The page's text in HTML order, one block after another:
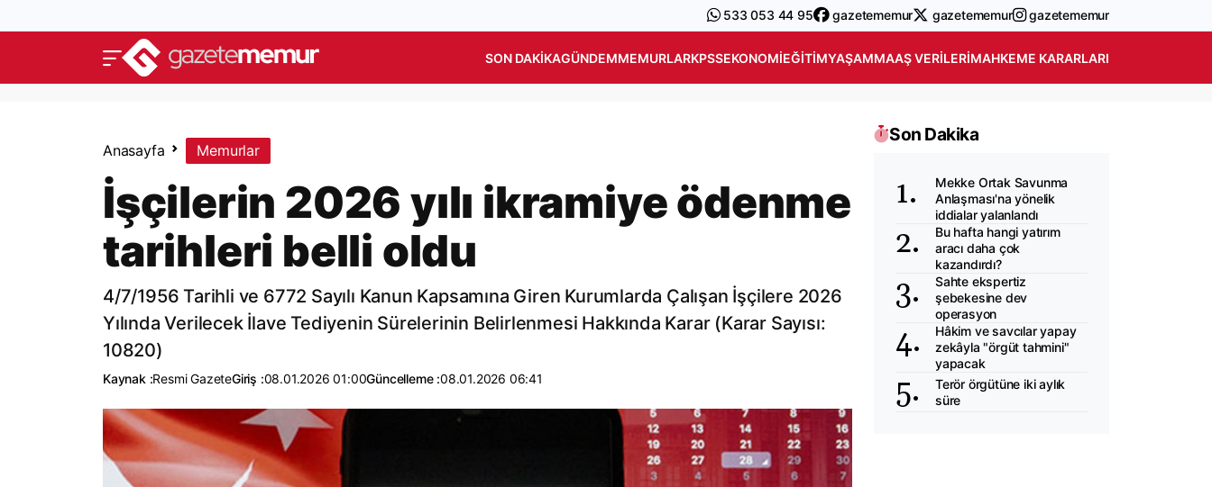
533 053 44 95 gazetememur gazetememur gazetememur
SON DAKIKAGÜNDEMMEMURLARKPSSEKONOMIEĞITIMYAŞAMMAAŞ VERILERIMAHKEME KARARLARI
Anasayfa Memurlar
İşçilerin 2026 yılı ikramiye ödenme
tarihleri belli oldu
4/7/1956 Tarihli ve 6772 Sayılı Kanun Kapsamına Giren Kurumlarda Çalışan İşçilere 2026
Yılında Verilecek İlave Tediyenin Sürelerinin Belirlenmesi Hakkında Karar (Karar Sayısı:
10820)
Kaynak :Resmi GazeteGiriş :08.01.2026 01:00Güncelleme :08.01.2026 06:41
Son Dakika
Mekke Ortak Savunma
Anlaşması'na yönelik
iddialar yalanlandı
Bu hafta hangi yatırım
aracı daha çok
kazandırdı?
Sahte ekspertiz
şebekesine dev
operasyon
Hâkim ve savcılar yapay
zekâyla "örgüt tahmini"
yapacak
Terör örgütüne iki aylık
süre